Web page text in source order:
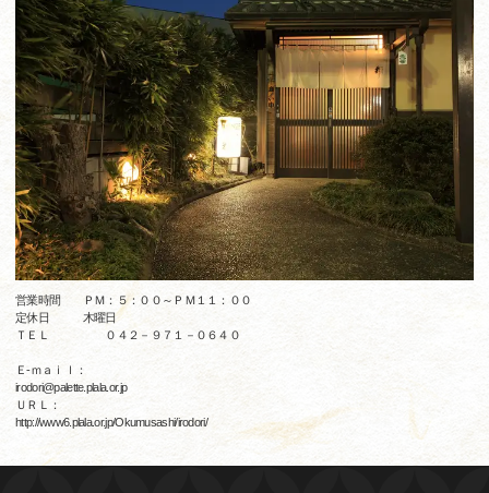
営業時間 ＰＭ：５：００～ＰＭ１１：００
定休日 木曜日
ＴＥＬ ０４２－９７１－０６４０
Ｅ-ｍａｉｌ：
irodori@palette.plala.or.jp
ＵＲＬ：
http://www6.plala.or.jp/Okumusashi/irodori/